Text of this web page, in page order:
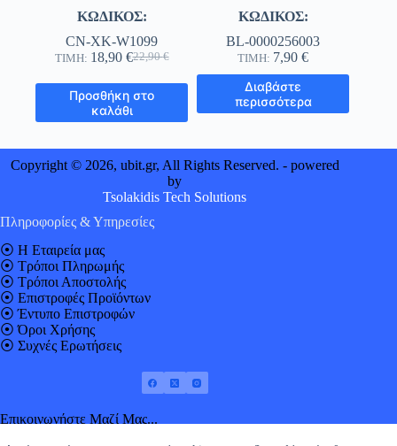
ΚΩΔΙΚΟΣ:
CN-XK-W1099
ΤΙΜΗ: 22,90€
Original
was:
22,90 €.
18,90 €Η
τιμή
είναι:
18,90 €.
Προσθήκη στο
καλάθι
ΚΩΔΙΚΟΣ:
BL-0000256003
ΤΙΜΗ: 7,90€
Διαβάστε
περισσότερα
Copyright © 2026, ubit.gr, All Rights Reserved. - powered
by
Tsolakidis Tech Solutions
Πληροφορίες & Υπηρεσίες
⦿ Η Εταιρεία μας
⦿ Τρόποι Πληρωμής
⦿ Τρόποι Αποστολής
⦿ Επιστροφές Προϊόντων
⦿Έντυπο Επιστροφών
⦿Όροι Χρήσης
⦿ Συχνές Ερωτήσεις
Επικοινωνήστε Μαζί Μας...